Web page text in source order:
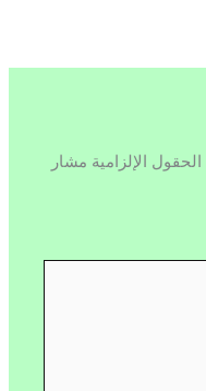
الحقول الإلزامية مشار